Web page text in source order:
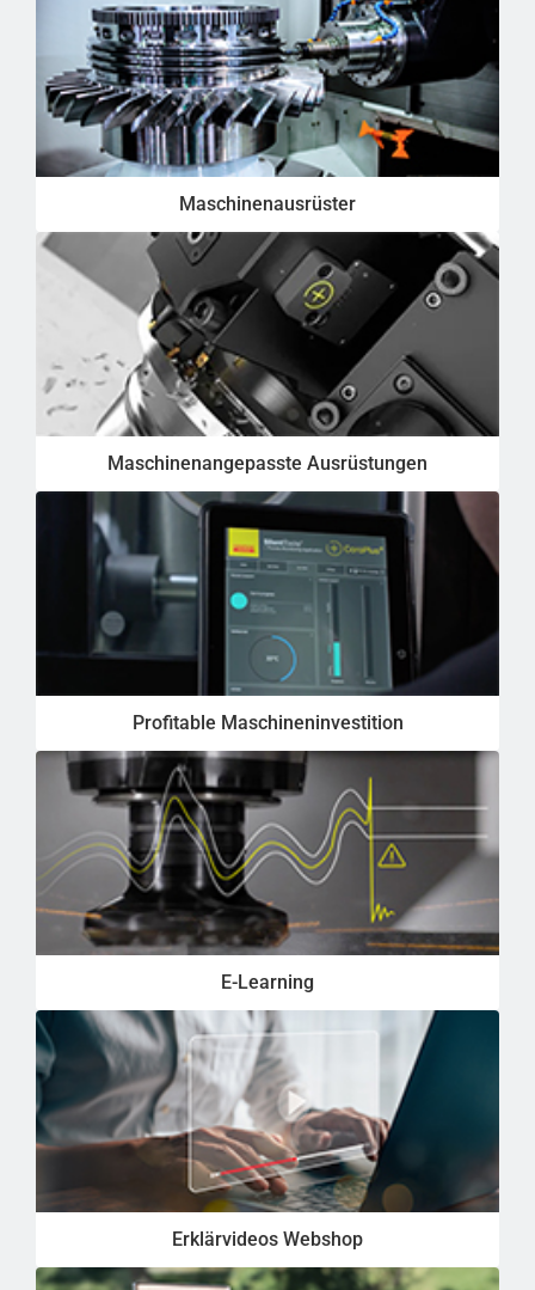
Maschinenausrüster
Maschinenangepasste Ausrüstungen
Profitable Maschineninvestition
E-Learning
Erklärvideos Webshop